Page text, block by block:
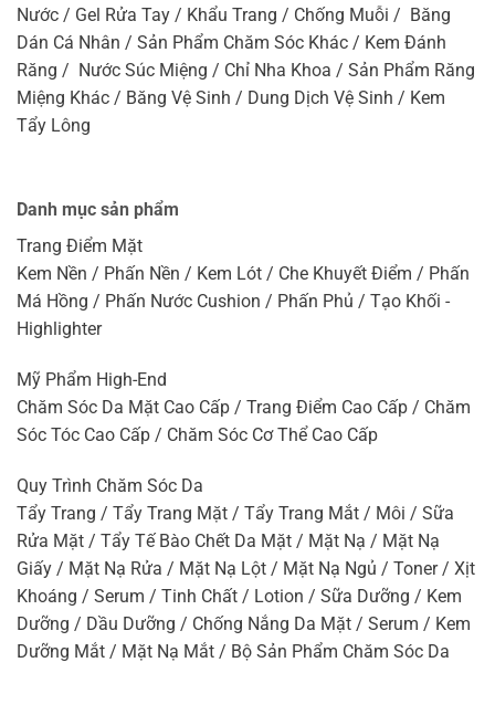
Nước / Gel Rửa Tay / Khẩu Trang / Chống Muỗi / Băng
Dán Cá Nhân / Sản Phẩm Chăm Sóc Khác / Kem Đánh
Răng / Nước Súc Miệng / Chỉ Nha Khoa / Sản Phẩm Răng
Miệng Khác / Băng Vệ Sinh / Dung Dịch Vệ Sinh / Kem
Tẩy Lông
Danh mục sản phẩm
Trang Điểm Mặt
Kem Nền / Phấn Nền / Kem Lót / Che Khuyết Điểm / Phấn
Má Hồng / Phấn Nước Cushion / Phấn Phủ / Tạo Khối -
Highlighter
Mỹ Phẩm High-End
Chăm Sóc Da Mặt Cao Cấp / Trang Điểm Cao Cấp / Chăm
Sóc Tóc Cao Cấp / Chăm Sóc Cơ Thể Cao Cấp
Quy Trình Chăm Sóc Da
Tẩy Trang / Tẩy Trang Mặt / Tẩy Trang Mắt / Môi / Sữa
Rửa Mặt / Tẩy Tế Bào Chết Da Mặt / Mặt Nạ / Mặt Nạ
Giấy / Mặt Nạ Rửa / Mặt Nạ Lột / Mặt Nạ Ngủ / Toner / Xịt
Khoáng / Serum / Tinh Chất / Lotion / Sữa Dưỡng / Kem
Dưỡng / Dầu Dưỡng / Chống Nắng Da Mặt / Serum / Kem
Dưỡng Mắt / Mặt Nạ Mắt / Bộ Sản Phẩm Chăm Sóc Da